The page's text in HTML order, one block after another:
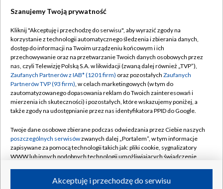
TVP
Abonament TVP
Emisja w TVP
Centrum informacji TVP
Naziemna Telewizja Cyfrowa
Rada Programowa
System NOS
Informacje o nadawcy
Program dla prasy
Regulamin TVP
Polityka prywatności
Moje zgody
Pomoc
Kontakt
Kanały
Szanujemy Twoją prywatność
Kliknij "Akceptuję i przechodzę do serwisu", aby wyrazić zgody na
korzystanie z technologii automatycznego śledzenia i zbierania danych,
dostęp do informacji na Twoim urządzeniu końcowym i ich
przechowywanie oraz na przetwarzanie Twoich danych osobowych przez
nas, czyli Telewizję Polską S.A. w likwidacji (zwaną dalej również „TVP”),
Zaufanych Partnerów z IAB* (1201 firm) oraz pozostałych Zaufanych
Partnerów TVP (93 firm), w celach marketingowych (w tym do
zautomatyzowanego dopasowania reklam do Twoich zainteresowań i
mierzenia ich skuteczności) i pozostałych, które wskazujemy poniżej, a
także zgody na udostępnianie przez nas identyfikatora PPID do Google.
Twoje dane osobowe zbierane podczas odwiedzania przez Ciebie naszych
poszczególnych serwisówzwanych dalej „Portalem”, w tym informacje
zapisywane za pomocą technologii takich jak: pliki cookie, sygnalizatory
WWW lub innych podobnych technologii umożliwiających świadczenie
ruchu w Internecie.Akceptuję i przechodzę do serwisu